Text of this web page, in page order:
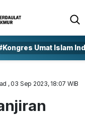
Umat Islam
, 03 Sep 2023, 18:07 WIB